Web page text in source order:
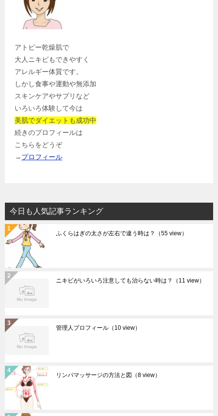
アトピー乾燥肌で
大人ニキビもできやすく
アレルギー体質です。
しかし食事や運動や無添加
スキンケアやサプリなど
いろいろ体験して今は
美肌でダイエットも成功中
続きのプロフィールは
こちらをどうぞ
→ プロフィール
今日も人気記事ランキング
ふくらはぎの太さが左右で違う時は？ （55 view）
ニキビがいろいろ注意しても治らない時は？ （11 view）
管理人プロフィール （10 view）
リンパマッサージの方法と図 （8 view）